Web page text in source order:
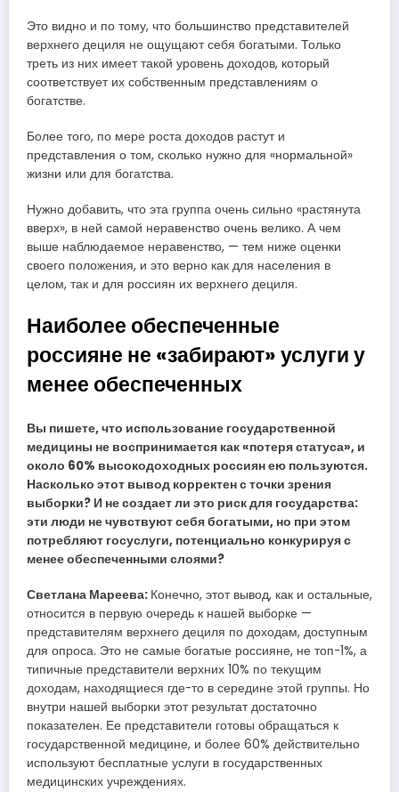
Это видно и по тому, что большинство представителей
верхнего дециля не ощущают себя богатыми. Только
треть из них имеет такой уровень доходов, который
соответствует их собственным представлениям о
богатстве.
Более того, по мере роста доходов растут и
представления о том, сколько нужно для «нормальной»
жизни или для богатства.
Нужно добавить, что эта группа очень сильно «растянута
вверх», в ней самой неравенство очень велико. А чем
выше наблюдаемое неравенство, — тем ниже оценки
своего положения, и это верно как для населения в
целом, так и для россиян их верхнего дециля.
Наиболее обеспеченные
россияне не «забирают» услуги у
менее обеспеченных
Вы пишете, что использование государственной
медицины не воспринимается как «потеря статуса», и
около 60% высокодоходных россиян ею пользуются.
Насколько этот вывод корректен с точки зрения
выборки? И не создает ли это риск для государства:
эти люди не чувствуют себя богатыми, но при этом
потребляют госуслуги, потенциально конкурируя с
менее обеспеченными слоями?
Светлана Мареева: Конечно, этот вывод, как и остальные,
относится в первую очередь к нашей выборке —
представителям верхнего дециля по доходам, доступным
для опроса. Это не самые богатые россияне, не топ-1%, а
типичные представители верхних 10% по текущим
доходам, находящиеся где-то в середине этой группы. Но
внутри нашей выборки этот результат достаточно
показателен. Ее представители готовы обращаться к
государственной медицине, и более 60% действительно
используют бесплатные услуги в государственных
медицинских учреждениях.